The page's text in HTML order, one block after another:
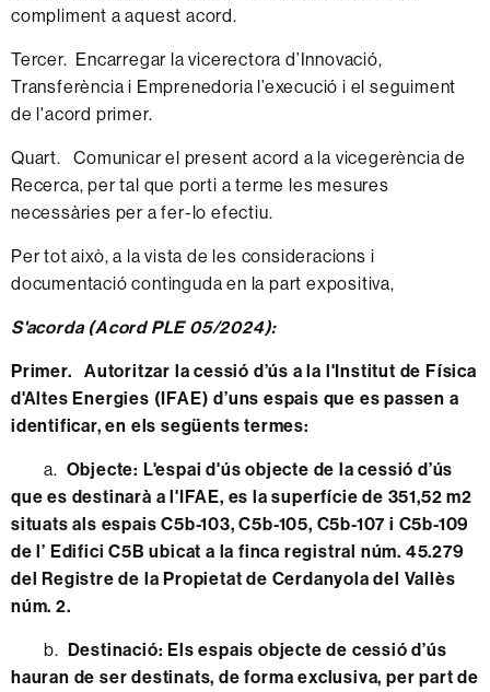
compliment a aquest acord.
Tercer. Encarregar la vicerectora d’Innovació,
Transferència i Emprenedoria l’execució i el seguiment
de l'acord primer.
Quart. Comunicar el present acord a la vicegerència de
Recerca, per tal que porti a terme les mesures
necessàries per a fer-lo efectiu.
Per tot això, a la vista de les consideracions i
documentació continguda en la part expositiva,
S'acorda (Acord PLE 05/2024):
Primer. Autoritzar la cessió d’ús a la l'Institut de Física
d'Altes Energies (IFAE) d’uns espais que es passen a
identificar, en els següents termes:
a. Objecte: L'espai d'ús objecte de la cessió d’ús
que es destinarà a l'IFAE, es la superfície de 351,52 m2
situats als espais C5b-103, C5b-105, C5b-107 i C5b-109
de l’ Edifici C5B ubicat a la finca registral núm. 45.279
del Registre de la Propietat de Cerdanyola del Vallès
núm. 2.
b. Destinació: Els espais objecte de cessió d’ús
hauran de ser destinats, de forma exclusiva, per part de